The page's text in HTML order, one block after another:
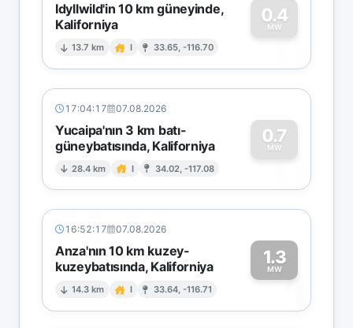
Idyllwild'in 10 km güneyinde,
Kaliforniya
13.7 km I 33.65, -116.70
0.4
MW
0
17:04:17 07.08.2026
Yucaipa'nın 3 km batı-
güneybatısında, Kaliforniya
28.4 km I 34.02, -117.08
0.7
MW
0
16:52:17 07.08.2026
Anza'nın 10 km kuzey-
kuzeybatısında, Kaliforniya
14.3 km I 33.64, -116.71
1.3
MW1